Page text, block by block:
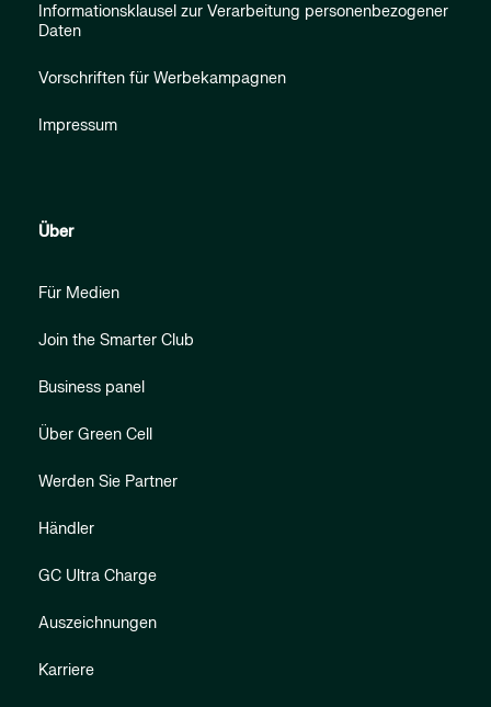
Informationsklausel zur Verarbeitung personenbezogener
Daten
Vorschriften für Werbekampagnen
Impressum
Über
Für Medien
Join the Smarter Club
Business panel
Über Green Cell
Werden Sie Partner
Händler
GC Ultra Charge
Auszeichnungen
Karriere